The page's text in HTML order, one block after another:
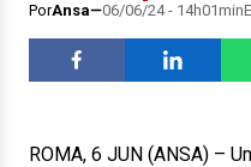
PorAnsa 06/06/24 - 14h01min
ROMA, 6 JUN (ANSA) –